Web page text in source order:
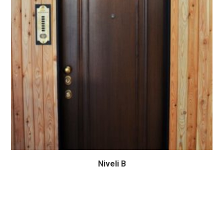
Niveli B